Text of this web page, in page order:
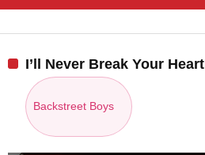
I’ll Never Break Your Heart
Backstreet Boys